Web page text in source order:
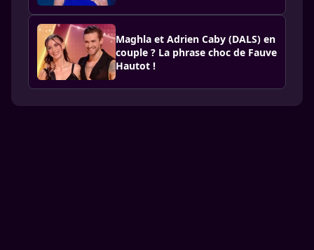
Maghla et Adrien Caby (DALS) en
couple ? La phrase choc de Fauve
Hautot !